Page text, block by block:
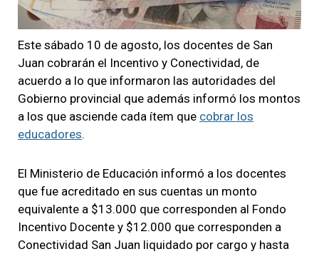
Este sábado 10 de agosto, los docentes de San
Juan cobrarán el Incentivo y Conectividad, de
acuerdo a lo que informaron las autoridades del
Gobierno provincial que además informó los montos
a los que asciende cada ítem que cobrar los
educadores.
El Ministerio de Educación informó a los docentes
que fue acreditado en sus cuentas un monto
equivalente a $13.000 que corresponden al Fondo
Incentivo Docente y $12.000 que corresponden a
Conectividad San Juan liquidado por cargo y hasta